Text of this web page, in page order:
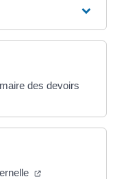
des devoirs